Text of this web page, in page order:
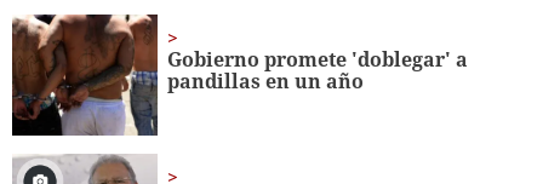
Gobierno promete 'doblegar' a
pandillas en un año